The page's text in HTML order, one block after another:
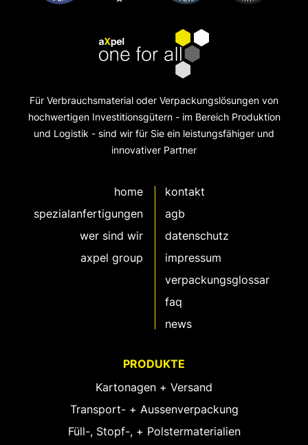
Für Verbrauchsmaterial oder Verpackungslösungen von
hochwertigen Investitionsgütern - im Bereich Produktion
und Logistik - sind wir für Sie ein leistungsfähiger und
innovativer Partner
home
spezialanfertigungen
wer sind wir
axpel group
kontakt
agb
datenschutz
impressum
verpackungsglossar
faq
news
PRODUKTE
Kartonagen + Versand
Transport- + Aussenverpackung
Füll-, Stopf-, + Polstermaterialien